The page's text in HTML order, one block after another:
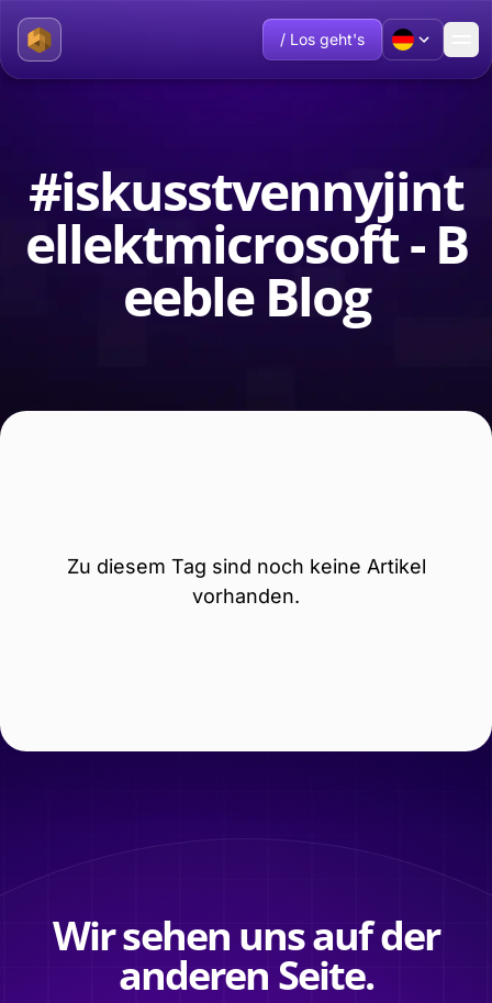
/ Los geht's
#iskusstvennyjint
ellektmicrosoft - B
eeble Blog
Zu diesem Tag sind noch keine Artikel
vorhanden.
Wir sehen uns auf der
anderen Seite.